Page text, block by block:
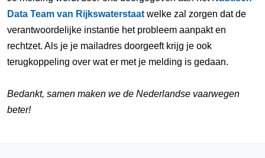
Data Team van Rijkswaterstaat welke zal zorgen dat de
verantwoordelijke instantie het probleem aanpakt en
rechtzet. Als je je mailadres doorgeeft krijg je ook
terugkoppeling over wat er met je melding is gedaan.
Bedankt, samen maken we de Nederlandse vaarwegen
beter!